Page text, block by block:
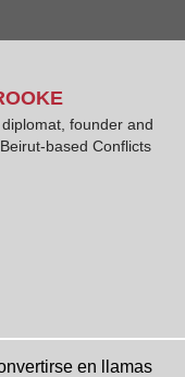
founder and
based Conflicts
en llamas